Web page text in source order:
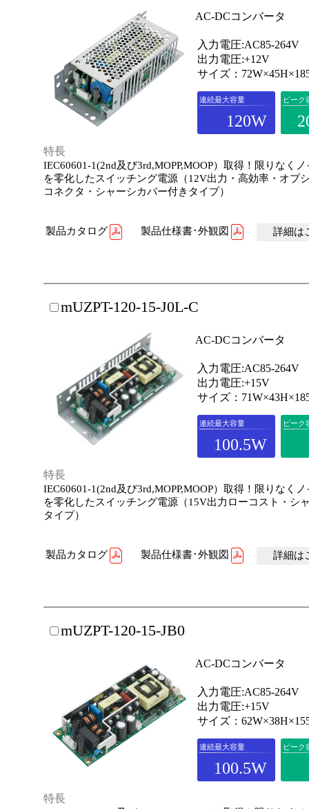
AC-DCコンバータ
入力電圧:AC85-264V
出力電圧:+12V
サイズ：
連続最大容量
120W
ピーク
特長
IEC60601-1(2nd及び3rd,MOPP,MOOP）取得！限りなく
を零化したスイッチング電源（12V出力・高効率・オプ
コネクタ・シャーシカバー付きタイプ）
製品カタログ 製品仕様書･外観図 詳細は
mUZPT-120-15-J0L-C
AC-DCコンバータ
入力電圧:AC85-264V
出力電圧:+15V
サイズ：
連続最大容量
100.5W
ピーク
特長
IEC60601-1(2nd及び3rd,MOPP,MOOP）取得！限りなく
を零化したスイッチング電源（15V出力ローコスト・シ
タイプ）
製品カタログ 製品仕様書･外観図 詳細は
mUZPT-120-15-JB0
AC-DCコンバータ
入力電圧:AC85-264V
出力電圧:+15V
サイズ：
連続最大容量
100.5W
ピーク
特長